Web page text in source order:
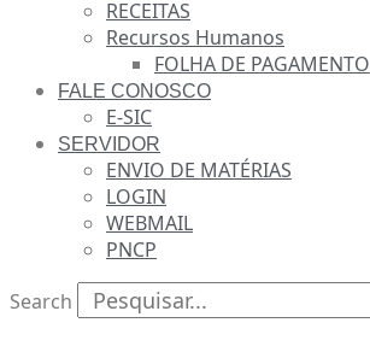
RECEITAS
Recursos Humanos
FOLHA DE PAGAMENTO
FALE CONOSCO
E-SIC
SERVIDOR
ENVIO DE MATÉRIAS
LOGIN
WEBMAIL
PNCP
Search